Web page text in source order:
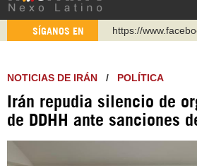
SÍGANOS EN https://
https://
https://t.me/
https://
WhatsApp y Viber:
Instagram como:
NOTICIAS DE IRÁN / POLÍTICA
Irán repudia silencio de
de DDHH ante sanciones